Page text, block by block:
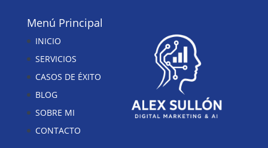
Menú Principal
INICIO
SERVICIOS
CASOS DE ÉXITO
BLOG
SOBRE MI
CONTACTO